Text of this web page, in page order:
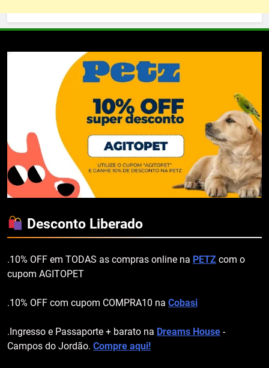
Desconto Liberado
.10% OFF em TODAS as compras online na PETZ com o
cupom AGITOPET
.10% OFF com cupom COMPRA10 na Cobasi
.Ingresso e Passaporte + barato na Dreams House -
Campos do Jordão. Compre aqui!